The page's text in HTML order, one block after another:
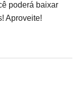
poderá baixar
Aproveite!